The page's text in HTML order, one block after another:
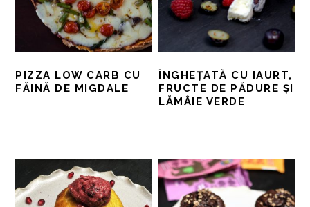
PIZZA LOW CARB CU
FĂINĂ DE MIGDALE
ÎNGHEȚATĂ CU IAURT,
FRUCTE DE PĂDURE ȘI
LĂMÂIE VERDE